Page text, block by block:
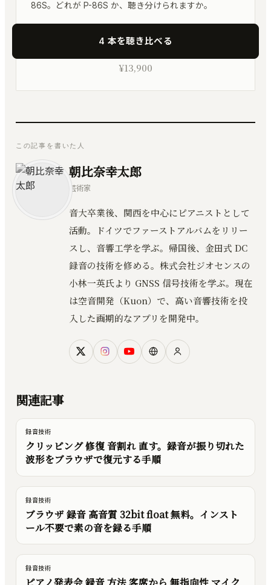
86S。どれが P-86S か、聴き分けられますか。
4 本を聴き比べる
¥13,900
この記事を書いた人
朝比奈幸太郎
芸術家
音大卒業後、関西を中心にピアニストとして
活動。ドイツでファーストアルバムをリリー
スし、音響工学を学ぶ。帰国後、金田式 DC
録音の技術を修める。株式会社ジオセンスの
小林一英氏より GNSS 信号技術を学ぶ。現在
は空音開発（Kuon）で、高い音響技術を投
入した画期的なアプリを開発中。
関連記事
録音技術
クリッピング 修復 音割れ 直す。録音が振り切れた
波形をブラウザで復元する手順
録音技術
ブラウザ 録音 高音質 32bit float 無料。インスト
ール不要で素の音を録る手順
録音技術
ピアノ発表会 録音 方法 客席から 無指向性 マイク